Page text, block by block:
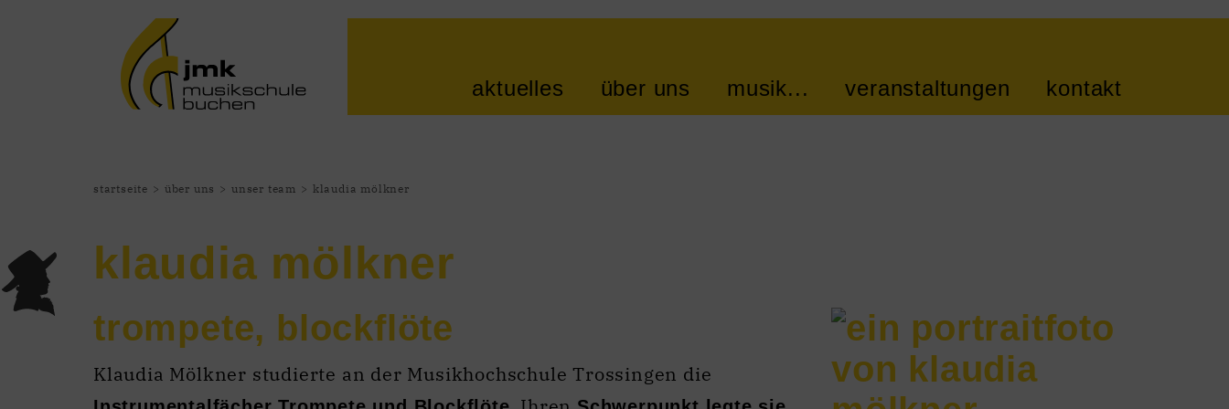
aktuelles über uns musik... veranstaltungen kontakt
startseite über uns unser team klaudia mölkner
klaudia mölkner
trompete, blockflöte
Klaudia Mölkner studierte an der Musikhochschule Trossingen die